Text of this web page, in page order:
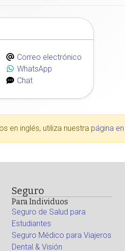
Correo electrónico
WhatsApp
Chat
en inglés, utiliza nuestra página
Seguro
Para Individuos
Seguro de Salud para
Estudiantes
Seguro Médico para Viajeros
Dental & Visión